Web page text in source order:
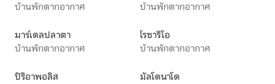
บ้านพักตากอากาศ
บ้านพักตากอากาศ
มาร์เดลปลาตา
บ้านพักตากอากาศ
โรซาริโอ
บ้านพักตากอากาศ
ปิริอาพอลิส
มัลโดนาโด